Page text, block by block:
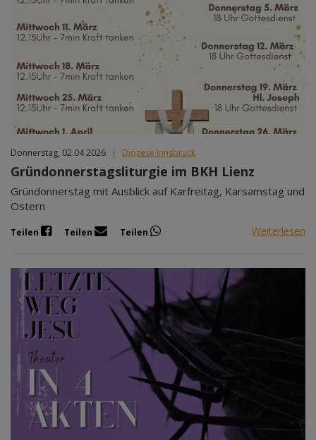
Donnerstag, 02.04.2026 | Diözese Innsbruck
Gründonnerstagsliturgie im BKH Lienz
Gründonnerstag mit Ausblick auf Karfreitag, Karsamstag und
Ostern
Teilen Teilen Teilen Weiterlesen